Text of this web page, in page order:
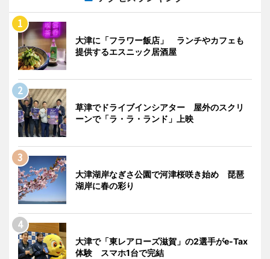
大津に「フラワー飯店」 ランチやカフェも
提供するエスニック居酒屋
草津でドライブインシアター 屋外のスクリ
ーンで「ラ・ラ・ランド」上映
大津湖岸なぎさ公園で河津桜咲き始め 琵琶
湖岸に春の彩り
大津で「東レアローズ滋賀」の2選手がe-Tax
体験 スマホ1台で完結